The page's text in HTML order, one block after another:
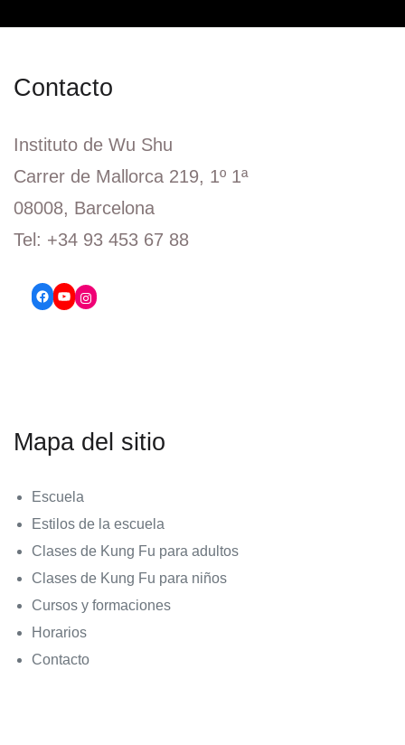
Contacto
Instituto de Wu Shu
Carrer de Mallorca 219, 1º 1ª
08008, Barcelona
Tel: +34 93 453 67 88
Mapa del sitio
Escuela
Estilos de la escuela
Clases de Kung Fu para adultos
Clases de Kung Fu para niños
Cursos y formaciones
Horarios
Contacto